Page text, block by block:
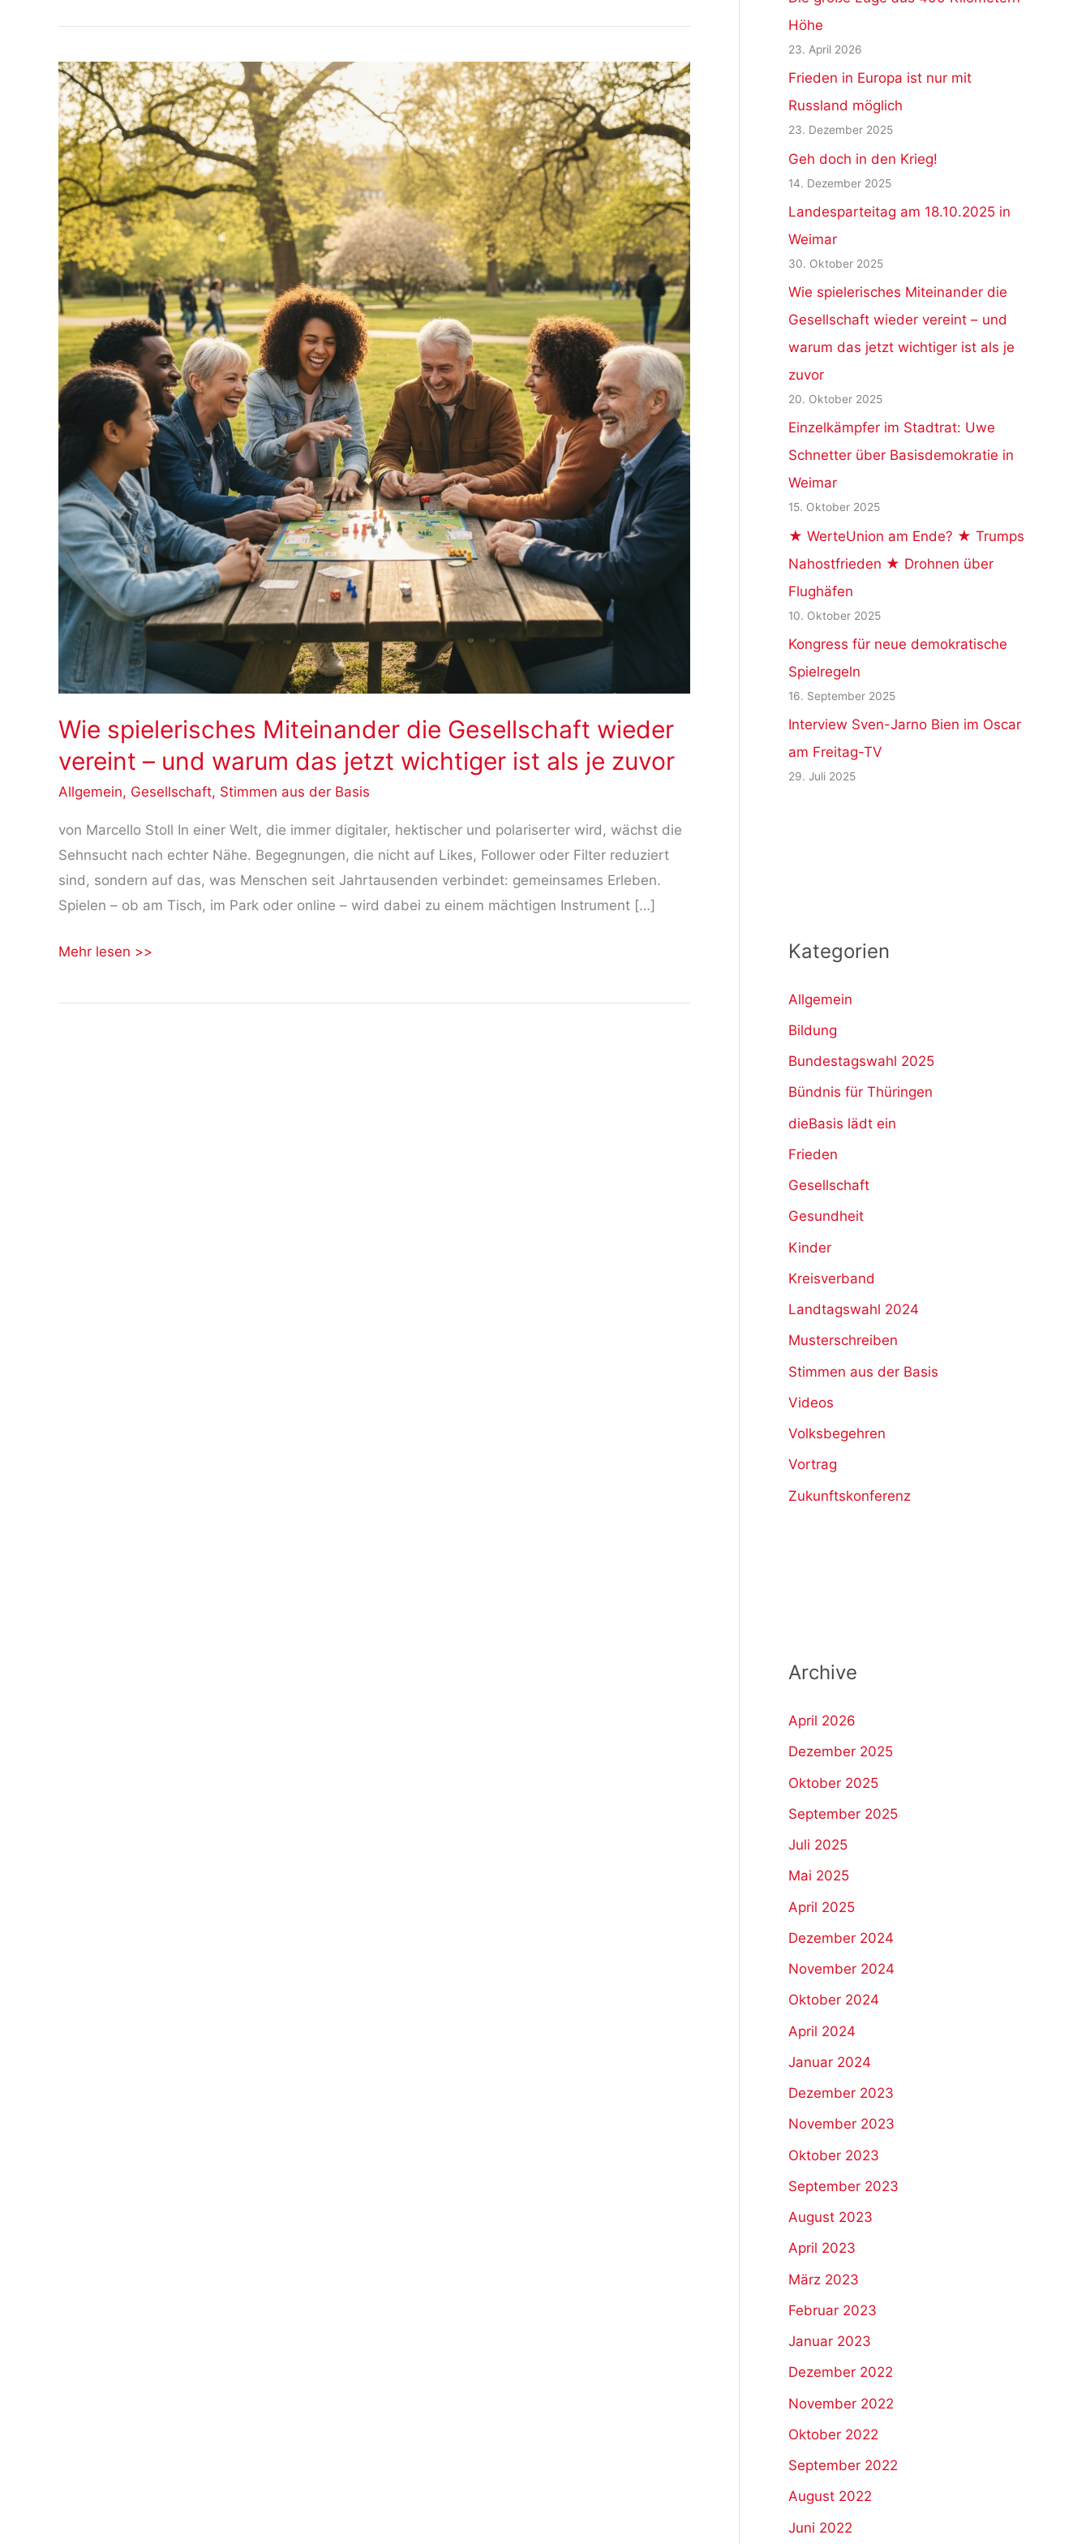
Wie spielerisches Miteinander die Gesellschaft wieder
vereint – und warum das jetzt wichtiger ist als je zuvor
Allgemein, Gesellschaft, Stimmen aus der Basis
von Marcello Stoll In einer Welt, die immer digitaler, hektischer und polariserter wird, wächst die
Sehnsucht nach echter Nähe. Begegnungen, die nicht auf Likes, Follower oder Filter reduziert
sind, sondern auf das, was Menschen seit Jahrtausenden verbindet: gemeinsames Erleben.
Spielen – ob am Tisch, im Park oder online – wird dabei zu einem mächtigen Instrument […]
Wie
Miteinander
Mehr lesen >>
Höhe
23. April 2026
Frieden in Europa ist nur mit
Russland möglich
23. Dezember 2025
Geh doch in den Krieg!
14. Dezember 2025
Landesparteitag am 18.10.2025 in
Weimar
30. Oktober 2025
Wie spielerisches Miteinander die
Gesellschaft wieder vereint – und
warum das jetzt wichtiger ist als je
zuvor
20. Oktober 2025
Einzelkämpfer im Stadtrat: Uwe
Schnetter über Basisdemokratie in
Weimar
15. Oktober 2025
★ WerteUnion am Ende? ★ Trumps
Nahostfrieden ★ Drohnen über
Flughäfen
10. Oktober 2025
Kongress für neue demokratische
Spielregeln
16. September 2025
Interview Sven-Jarno Bien im Oscar
am Freitag-TV
29. Juli 2025
Kategorien
Allgemein
Bildung
Bundestagswahl 2025
Bündnis für Thüringen
dieBasis lädt ein
Frieden
Gesellschaft
Gesundheit
Kinder
Kreisverband
Landtagswahl 2024
Musterschreiben
Stimmen aus der Basis
Videos
Volksbegehren
Vortrag
Zukunftskonferenz
Archive
April 2026
Dezember 2025
Oktober 2025
September 2025
Juli 2025
Mai 2025
April 2025
Dezember 2024
November 2024
Oktober 2024
April 2024
Januar 2024
Dezember 2023
November 2023
Oktober 2023
September 2023
August 2023
April 2023
März 2023
Februar 2023
Januar 2023
Dezember 2022
November 2022
Oktober 2022
September 2022
August 2022
Juni 2022